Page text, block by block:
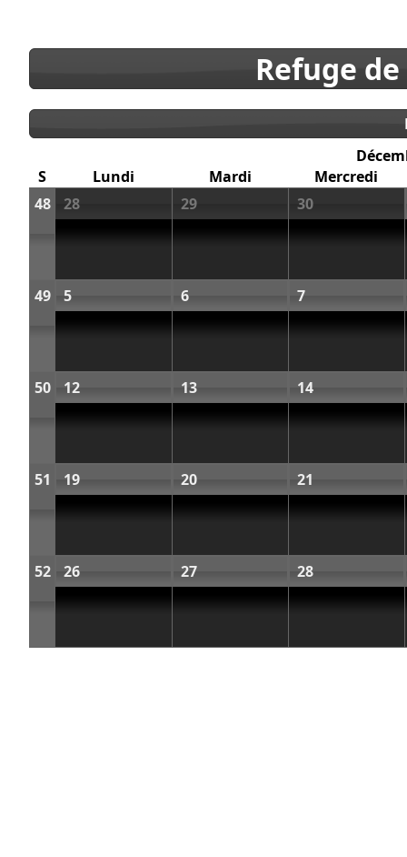
Refuge
S
Lundi Mardi
Mercredi
48
28 29 30
49 5 6 7
50 12 13 14
51 19 20 21
52 26 27 28